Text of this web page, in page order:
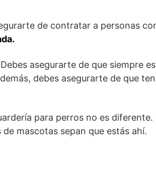
de contratar a personas
asegurarte de que siempre
debes asegurarte de que
para perros no es diferente.
mascotas sepan que estás ahí.